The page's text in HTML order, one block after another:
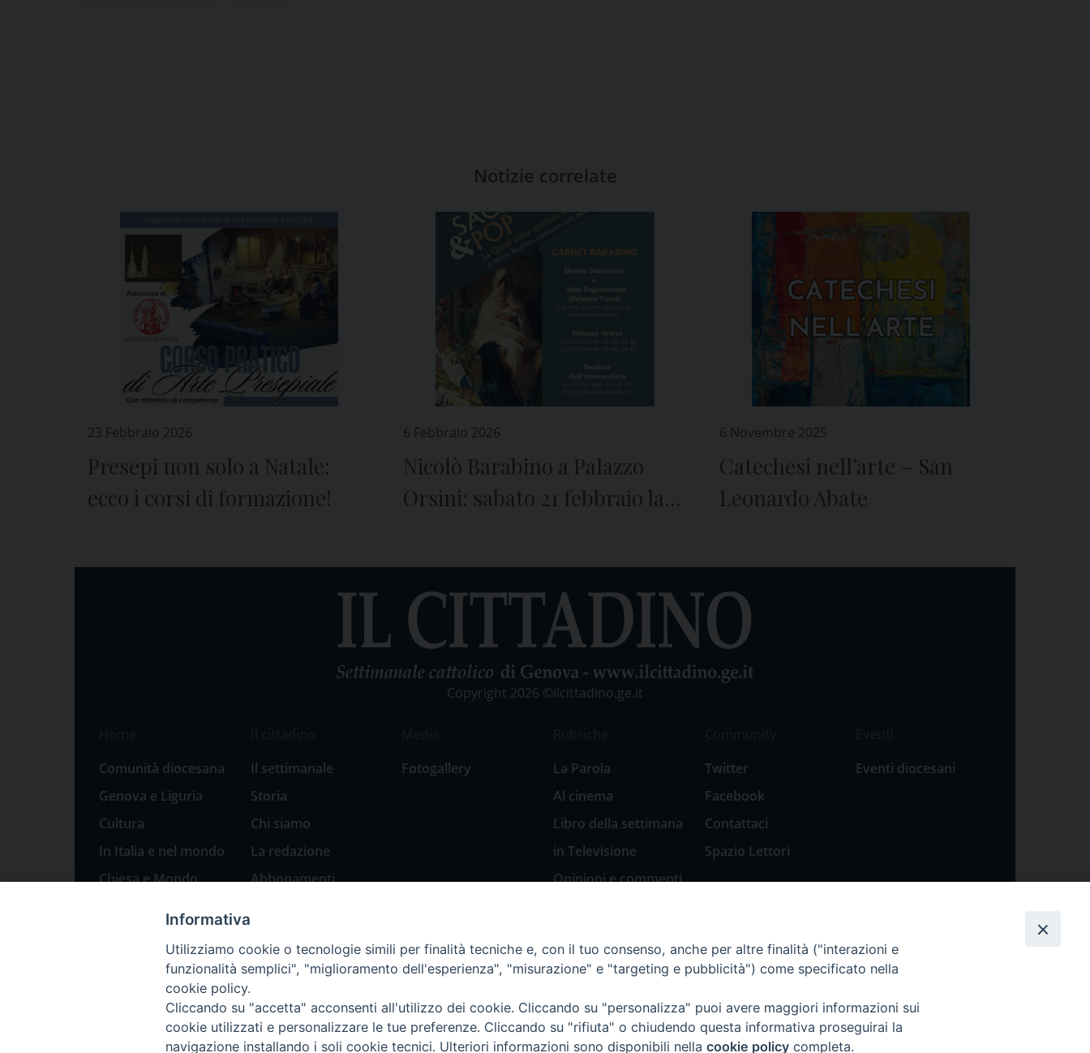
Notizie correlate
23 Febbraio 2026
Presepi non solo a Natale:
ecco i corsi di formazione!
6 Febbraio 2026
Nicolò Barabino a Palazzo
Orsini: sabato 21 febbraio la
6 Novembre 2025
Catechesi nell’arte – San
Leonardo Abate
Copyright 2026 ©ilcittadino.ge.it
Comunità diocesana
Genova e Liguria
Cultura
In Italia e nel mondo
Chiesa e Mondo
Natale 2023: presepi
Il settimanale
Storia
Chi siamo
La redazione
Abbonamenti
Fotogallery
La Parola
Al cinema
Libro della settimana
in Televisione
Opinioni e commenti
Natale 2018: Presepi
in Diocesi
Natale 2020: Presepi
nella Diocesi di
Genova
Twitter
Facebook
Contattaci
Spazio Lettori
Eventi diocesani
Informativa
Utilizziamo cookie o tecnologie simili per finalità tecniche e, con il tuo consenso, anche per altre finalità ("interazioni e
funzionalità semplici", "miglioramento dell'esperienza", "misurazione" e "targeting e pubblicità") come specificato nella
cookie policy.
Cliccando su "accetta" acconsenti all'utilizzo dei cookie. Cliccando su "personalizza" puoi avere maggiori informazioni sui
cookie utilizzati e personalizzare le tue preferenze. Cliccando su "rifiuta" o chiudendo questa informativa proseguirai la
navigazione installando i soli cookie tecnici. Ulteriori informazioni sono disponibili nella cookie policy completa.